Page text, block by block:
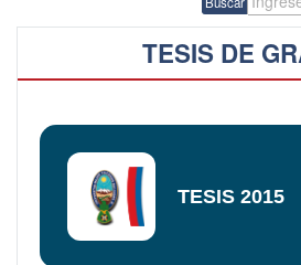
TESIS DE
TESIS 2015